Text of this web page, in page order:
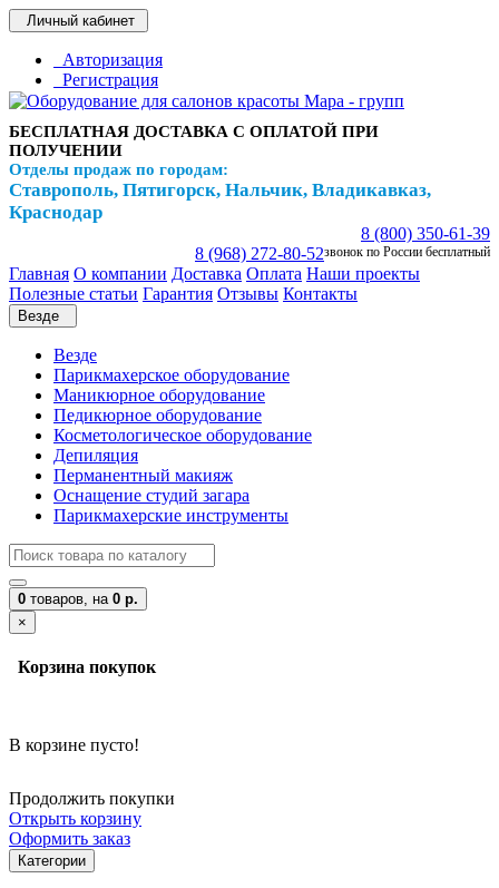
Личный кабинет
Авторизация
Регистрация
БЕСПЛАТНАЯ ДОСТАВКА С ОПЛАТОЙ ПРИ
ПОЛУЧЕНИИ
Отделы продаж по городам:
Ставрополь, Пятигорск, Нальчик, Владикавказ,
Краснодар
8 (800) 350-61-39
звонок по России бесплатный
8 (968) 272-80-52
Главная О компании Доставка Оплата Наши проекты
Полезные статьи Гарантия Отзывы Контакты
Везде
Везде
Парикмахерское оборудование
Маникюрное оборудование
Педикюрное оборудование
Косметологическое оборудование
Депиляция
Перманентный макияж
Оснащение студий загара
Парикмахерские инструменты
0 товаров, на 0 р.
×
Корзина покупок
В корзине пусто!
Продолжить покупки
Открыть корзину
Оформить заказ
Категории